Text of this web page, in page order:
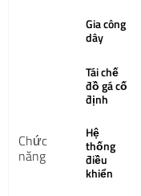
Chức
năng
Gia công
dây
Tái chế
đồ gá cố
định
Hệ
thống
điều
khiển